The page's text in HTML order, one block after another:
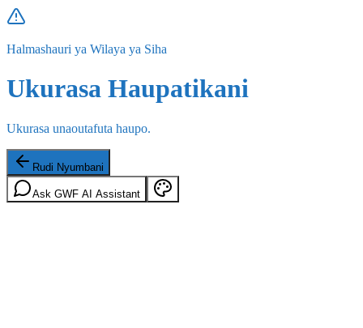
Halmashauri ya Wilaya ya Siha
Ukurasa Haupatikani
Ukurasa unaoutafuta haupo.
Rudi Nyumbani
Ask GWF AI Assistant